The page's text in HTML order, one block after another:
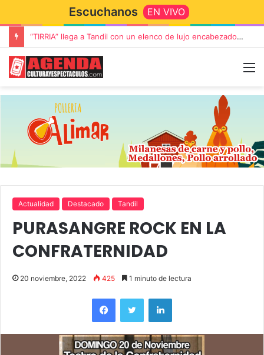
Escuchanos EN VIVO
“TIRRIA” llega a Tandil con un elenco de lujo encabezado por Capusotto, Spregelburd y Stefani
Actualidad Destacado Tandil
PURASANGRE ROCK EN LA
CONFRATERNIDAD
20 noviembre, 2022 425 1 minuto de lectura